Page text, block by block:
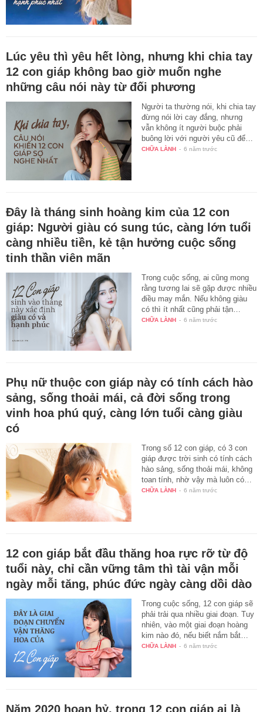
Lúc yêu thì yêu hết lòng, nhưng khi chia tay
12 con giáp không bao giờ muốn nghe
những câu nói này từ đối phương
Người ta thường nói, khi chia tay
đừng nói lời cay đắng, nhưng
vẫn không ít người buộc phải
buông lời với người yêu cũ để…
CHỮA LÀNH - 6 năm trước
Đây là tháng sinh hoàng kim của 12 con
giáp: Người giàu có sung túc, càng lớn tuổi
càng nhiều tiền, kẻ tận hưởng cuộc sống
tinh thần viên mãn
Trong cuộc sống, ai cũng mong
rằng tương lai sẽ gặp được nhiều
điều may mắn. Nếu không giàu
có thì ít nhất cũng phải tận…
CHỮA LÀNH - 6 năm trước
Phụ nữ thuộc con giáp này có tính cách hào
sảng, sống thoải mái, cả đời sống trong
vinh hoa phú quý, càng lớn tuổi càng giàu
có
Trong số 12 con giáp, có 3 con
giáp được trời sinh có tính cách
hào sảng, sống thoải mái, không
toan tính, nhờ vậy mà luôn có…
CHỮA LÀNH - 6 năm trước
12 con giáp bắt đầu thăng hoa rực rỡ từ độ
tuổi này, chỉ cần vững tâm thì tài vận mỗi
ngày mỗi tăng, phúc đức ngày càng dồi dào
Trong cuộc sống, 12 con giáp sẽ
phải trải qua nhiều giai đoạn. Tuy
nhiên, vào một giai đoạn hoàng
kim nào đó, nếu biết nắm bắt…
CHỮA LÀNH - 6 năm trước
Năm 2020 hoan hỷ, trong 12 con giáp ai là